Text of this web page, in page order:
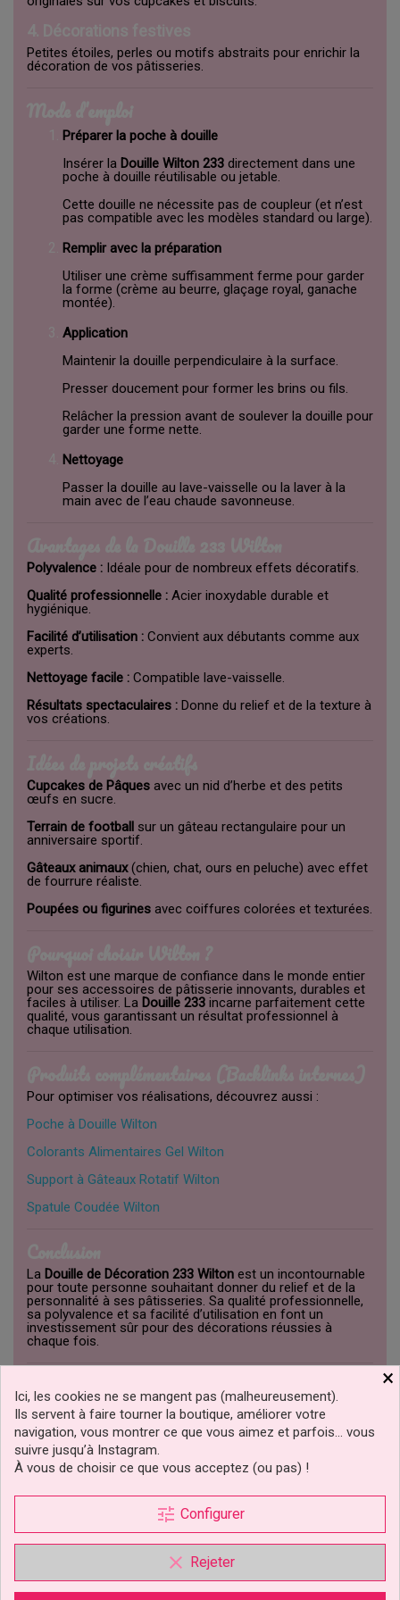
Petites étoiles, perles ou motifs abstraits pour enrichir la
décoration de vos pâtisseries.
Préparer la poche à douille
Insérer la Douille Wilton 233 directement dans une
poche à douille réutilisable ou jetable.
Cette douille ne nécessite pas de coupleur (et n’est
pas compatible avec les modèles standard ou large).
Remplir avec la préparation
Utiliser une crème suffisamment ferme pour garder
la forme (crème au beurre, glaçage royal, ganache
montée).
Application
Maintenir la douille perpendiculaire à la surface.
Presser doucement pour former les brins ou fils.
Relâcher la pression avant de soulever la douille pour
garder une forme nette.
Nettoyage
Passer la douille au lave-vaisselle ou la laver à la
main avec de l’eau chaude savonneuse.
Polyvalence : Idéale pour de nombreux effets décoratifs.
Qualité professionnelle : Acier inoxydable durable et
hygiénique.
Facilité d’utilisation : Convient aux débutants comme aux
experts.
Nettoyage facile : Compatible lave-vaisselle.
Résultats spectaculaires : Donne du relief et de la texture à
vos créations.
Cupcakes de Pâques avec un nid d’herbe et des petits
œufs en sucre.
Terrain de football sur un gâteau rectangulaire pour un
anniversaire sportif.
Gâteaux animaux(chien, chat, ours en peluche) avec effet
de fourrure réaliste.
Poupées ou figurines avec coiffures colorées et texturées.
Wilton est une marque de confiance dans le monde entier
pour ses accessoires de pâtisserie innovants, durables et
faciles à utiliser. La Douille 233 incarne parfaitement cette
qualité, vous garantissant un résultat professionnel à
chaque utilisation.
Pour optimiser vos réalisations, découvrez aussi :
Poche à Douille Wilton
Colorants Alimentaires Gel Wilton
Support à Gâteaux Rotatif Wilton
Spatule Coudée Wilton
La Douille de Décoration 233 Wilton est un incontournable
pour toute personne souhaitant donner du relief et de la
personnalité à ses pâtisseries. Sa qualité professionnelle,
sa polyvalence et sa facilité d’utilisation en font un
investissement sûr pour des décorations réussies à
chaque fois.
Fiche technique
Couleur Argent
CLIQUEZ ICI POUR LAISSER UN COMMENTAIRE
Douille excellente qualité
×
Ici, les cookies ne se mangent pas (malheureusement).
Ils servent à faire tourner la boutique, améliorer votre
navigation, vous montrer ce que vous aimez et parfois… vous
suivre jusqu’à Instagram.
À vous de choisir ce que vous acceptez (ou pas) !
tune Configurer
clear Rejeter